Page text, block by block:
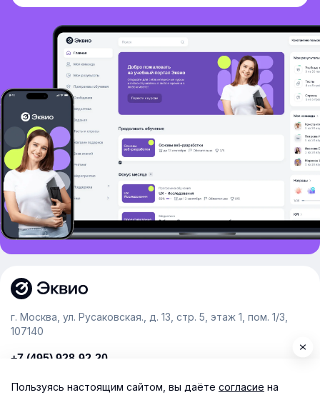
г. Москва, ул. Русаковская., д. 13, стр. 5, этаж 1, пом. 1/3,
107140
+7 (495) 928-92-20
Пользуясь настоящим сайтом, вы даёте согласие на